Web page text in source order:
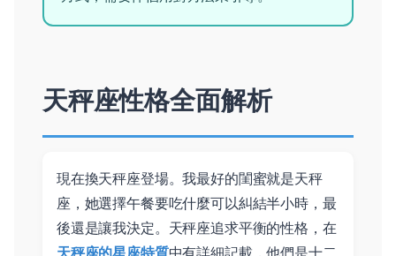
天秤座性格全面解析
現在換天秤座登場。我最好的閨蜜就是天秤
座，她選擇午餐要吃什麼可以糾結半小時，最
後還是讓我決定。天秤座追求平衡的性格，在